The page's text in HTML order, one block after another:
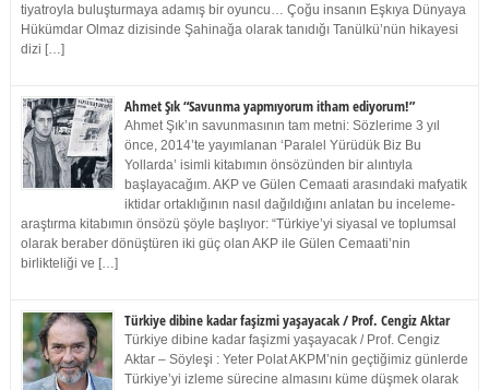
tiyatroyla buluşturmaya adamış bir oyuncu… Çoğu insanın Eşkıya Dünyaya
Hükümdar Olmaz dizisinde Şahinağa olarak tanıdığı Tanülkü’nün hikayesi
dizi […]
Ahmet Şık “Savunma yapmıyorum itham ediyorum!”
Ahmet Şık’ın savunmasının tam metni: Sözlerime 3 yıl
önce, 2014’te yayımlanan ‘Paralel Yürüdük Biz Bu
Yollarda’ isimli kitabımın önsözünden bir alıntıyla
başlayacağım. AKP ve Gülen Cemaati arasındaki mafyatik
iktidar ortaklığının nasıl dağıldığını anlatan bu inceleme-
araştırma kitabımın önsözü şöyle başlıyor: “Türkiye’yi siyasal ve toplumsal
olarak beraber dönüştüren iki güç olan AKP ile Gülen Cemaati’nin
birlikteliği ve […]
Türkiye dibine kadar faşizmi yaşayacak / Prof. Cengiz Aktar
Türkiye dibine kadar faşizmi yaşayacak / Prof. Cengiz
Aktar – Söyleşi : Yeter Polat AKPM’nin geçtiğimiz günlerde
Türkiye’yi izleme sürecine almasını küme düşmek olarak